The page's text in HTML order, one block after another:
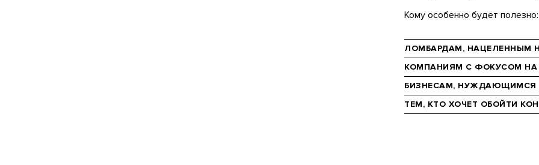
Кому особенно будет полезно:
ЛОМБАРДАМ, НАЦЕЛЕННЫМ
КОМПАНИЯМ С ФОКУСОМ
БИЗНЕСАМ, НУЖДАЮЩИМСЯ
ТЕМ, КТО ХОЧЕТ ОБОЙТИ